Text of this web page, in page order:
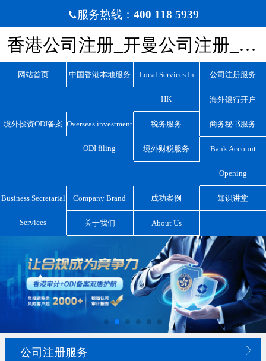
服务热线： 400 118 5939
香港公司注册_开曼公司注册_BVI公司注册_离岸公司注册_宏源国际咨询
网站首页 中国香港本地服务 Local Services In
HK
公司注册服务
海外银行开户
境外投资ODI备案 Overseas investment
ODI filing
税务服务 商务秘书服务
境外财税服务 Bank Account
Opening
Business Secretarial
Services
Company Brand 成功案例 知识讲堂
关于我们 About Us
公司注册服务 